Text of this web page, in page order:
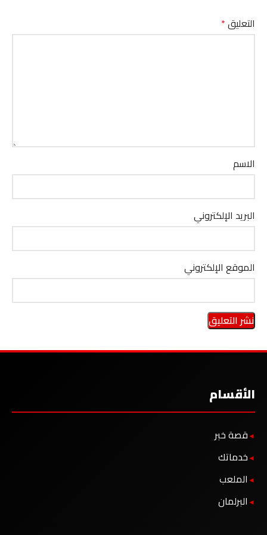
التعليق*
الاسم
البريد الإلكتروني
الموقع الإلكتروني
الأقسام
قصة خبر
خدماتك
الملعب
البرلمان